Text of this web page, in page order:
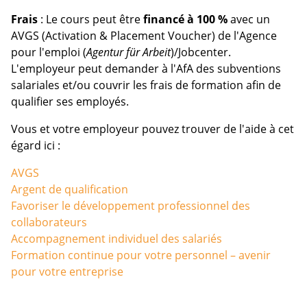
Frais : Le cours peut êtrefinancé à 100 %avec un
AVGS (Activation & Placement Voucher) de l'Agence
pour l'emploi (Agentur für Arbeit)/Jobcenter.
L'employeur peut demander à l'AfA des subventions
salariales et/ou couvrir les frais de formation afin de
qualifier ses employés.
Vous et votre employeur pouvez trouver de l'aide à cet
égard ici :
AVGS
Argent de qualification
Favoriser le développement professionnel des
collaborateurs
Accompagnement individuel des salariés
Formation continue pour votre personnel – avenir
pour votre entreprise